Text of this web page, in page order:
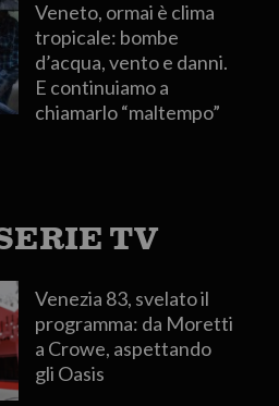
Veneto, ormai è clima
tropicale: bombe
d’acqua, vento e danni.
E continuiamo a
chiamarlo “maltempo”
TV
Venezia 83, svelato il
programma: da Moretti
a Crowe, aspettando
gli Oasis